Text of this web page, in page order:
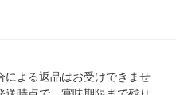
による返品はお受けできませ